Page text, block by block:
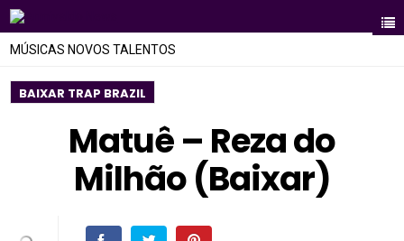
MÚSICAS NOVOS TALENTOS
BAIXAR TRAP BRAZIL
Matuê – Reza do
Milhão (Baixar)